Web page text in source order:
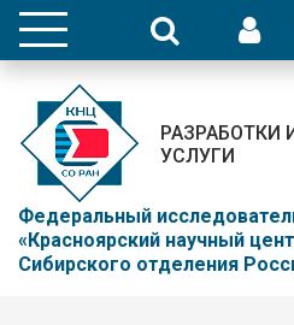
Федеральный
«Красноярский научный
Сибирского отделения
РАЗРАБОТКИ
УСЛУГИ